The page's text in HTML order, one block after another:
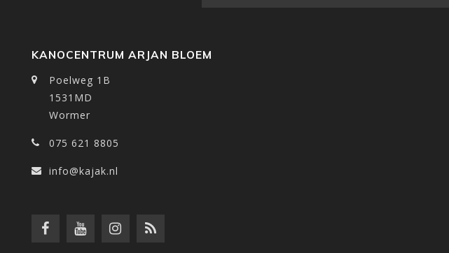
KANOCENTRUM ARJAN BLOEM
Poelweg 1B
1531MD
Wormer
075 621 8805
info@kajak.nl